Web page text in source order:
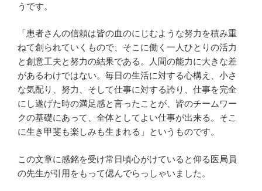
うです。
「患者さんの信頼は皆の血のにじむような努力を積み重
ねて創られていくもので、そこに働く一人ひとりの活力
と創意工夫と努力の結果である。人間の能力に大きな差
があるわけではない。毎日の生活に対する心構え、小さ
な気配り、努力、そして仕事に対する誇り、仕事を完全
にし遂げた時の満足感と言ったことが、皆のチームワー
クの基礎にあって、全体としてよい仕事が出来る。そこ
に生き甲斐も楽しみも生まれる」というものです。
この文章に感銘を受け常日頃心がけていると仰る医局員
の先生が引用をもって偲んでらっしゃいました。